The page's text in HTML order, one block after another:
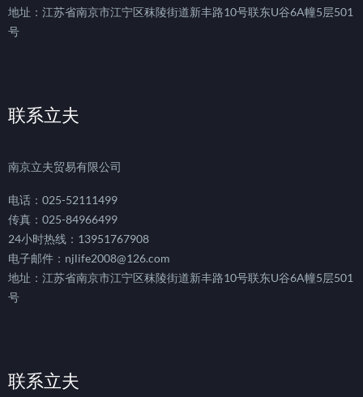
地址：江苏省南京市江宁区秣陵街道新丰路10号联东U谷6A幢5层501
号
联系立夫
南京立夫贸易有限公司
电话：025-52111499
传真：025-84966499
24小时热线：13951767908
电子邮件：njlife2008@126.com
地址：江苏省南京市江宁区秣陵街道新丰路10号联东U谷6A幢5层501
号
联系立夫